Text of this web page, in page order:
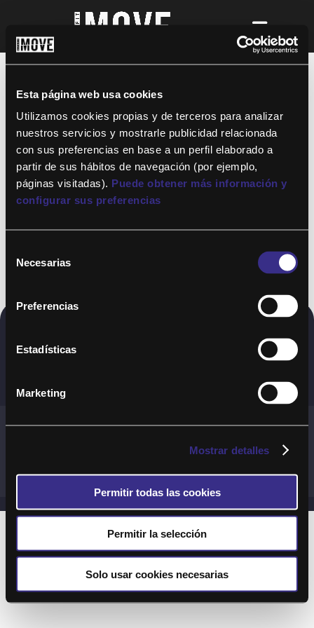
Esta página web usa cookies
Utilizamos cookies propias y de terceros para analizar
nuestros servicios y mostrarle publicidad relacionada
con sus preferencias en base a un perfil elaborado a
partir de sus hábitos de navegación (por ejemplo,
páginas visitadas). Puede obtener más información y
configurar sus preferencias
Necesarias
Preferencias
Estadísticas
Marketing
Mostrar detalles
Permitir todas las cookies
Permitir la selección
Solo usar cookies necesarias
¡Para disfrutar de ALTAFIT MOVE tienes
así podrás acceder a todos nuestros
entrenamientos y clases online donde
quieras!
Copyright © 2020. Todos los derechos
Términos y Cond. Generales de uso del Servicio
Preguntas Frecuentes